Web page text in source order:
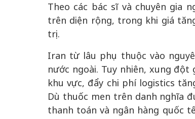
Theo các bác sĩ và chuyên gia
trên diện rộng, trong khi giá
trị.
Iran từ lâu phụ thuộc vào
nước ngoài. Tuy nhiên, xung
khu vực, đẩy chi phí logistics
Dù thuốc men trên danh nghĩa
thanh toán và ngân hàng quốc
lăng kính số hóa
làm nên